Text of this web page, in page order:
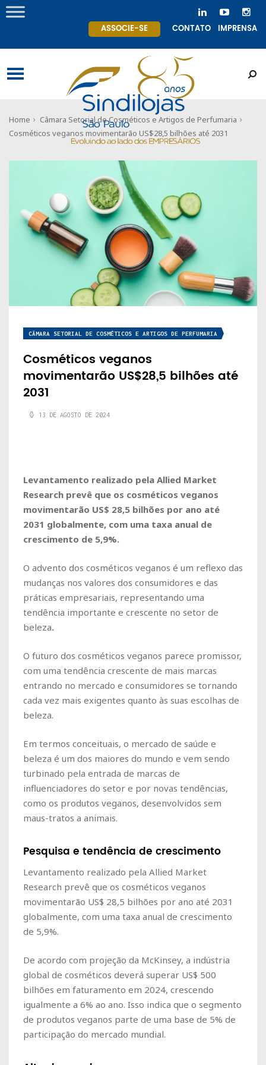
ASSOCIE-SE CONTATO IMPRENSA
Home
Câmara Setorial de Cosméticos e Artigos de Perfumaria
Cosméticos veganos movimentarão US$28,5 bilhões até 2031
CÂMARA SETORIAL DE COSMÉTICOS E ARTIGOS DE PERFUMARIA
Cosméticos veganos
movimentarão US$28,5 bilhões até
2031
13 DE AGOSTO DE 2024
Levantamento realizado pela Allied Market
Research prevê que os cosméticos veganos
movimentarão US$ 28,5 bilhões por ano até
2031 globalmente, com uma taxa anual de
crescimento de 5,9%.
O advento dos cosméticos veganos é um reflexo das
mudanças nos valores dos consumidores e das
práticas empresariais, representando uma
tendência importante e crescente no setor de
beleza.
O futuro dos cosméticos veganos parece promissor,
com uma tendência crescente de mais marcas
entrando no mercado e consumidores se tornando
cada vez mais exigentes quanto às suas escolhas de
beleza.
Em termos conceituais, o mercado de saúde e
beleza é um dos maiores do mundo e vem sendo
turbinado pela entrada de marcas de
influenciadores do setor e por novas tendências,
como os produtos veganos, desenvolvidos sem
maus-tratos a animais.
Pesquisa e tendência de crescimento
Levantamento realizado pela Allied Market
Research prevê que os cosméticos veganos
movimentarão US$ 28,5 bilhões por ano até 2031
globalmente, com uma taxa anual de crescimento
de 5,9%.
De acordo com projeção da McKinsey, a indústria
global de cosméticos deverá superar US$ 500
bilhões em faturamento em 2024, crescendo
igualmente a 6% ao ano. Isso indica que o segmento
de produtos veganos parte de uma base de 5% de
participação do mercado mundial.